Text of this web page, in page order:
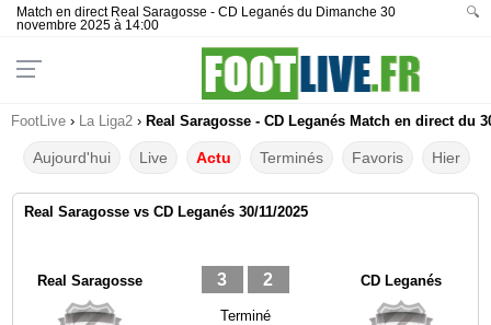
Match en direct Real Saragosse - CD Leganés du Dimanche 30
novembre 2025 à 14:00
🔍
FootLive › La Liga2 › Real Saragosse - CD Leganés Match en direct du
Aujourd'hui Live Actu Terminés Favoris Hier
Real Saragosse vs CD Leganés 30/11/2025
Real Saragosse 3 2
Terminé
CD Leganés